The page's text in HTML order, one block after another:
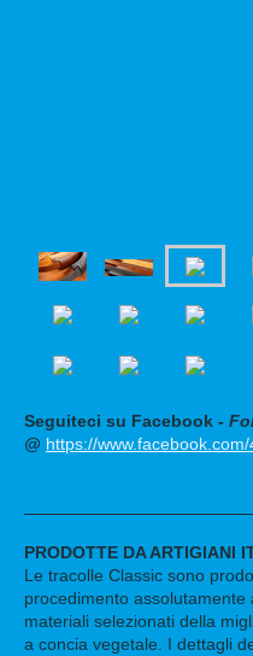
Seguiteci su Facebook -
@ https://
PRODOTTE DA ARTIGIANI
Le tracolle Classic sono
procedimento
materiali selezionati della
a concia vegetale. I dettagli